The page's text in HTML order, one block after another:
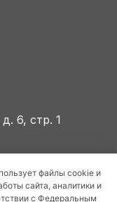
файлы cookie и
сайта, аналитики и
с Федеральным
6, стр. 1